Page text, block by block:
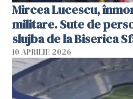
Mircea Lucescu,
militare. Sute de
slujba de la Biserica
10 APRILIE 2026